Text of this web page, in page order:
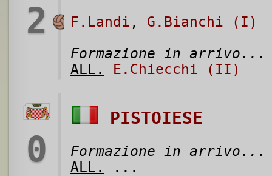
2 F.Landi , G.Bianchi (I)
Formazione in arrivo...
ALL.
E.Chiecchi (II)
0
PISTOIESE
Formazione in arrivo...
ALL.
...